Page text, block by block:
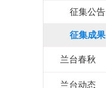
征集公告
征集成果
兰台春秋
兰台动态